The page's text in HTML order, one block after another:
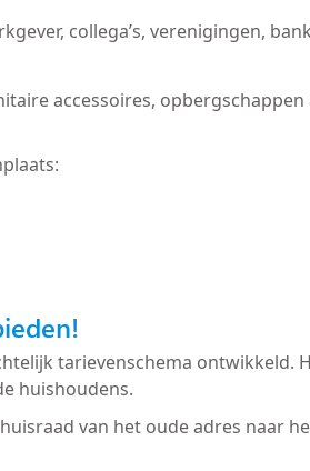
collega’s, verenigingen,
accessoires,
tarievenschema ontwikkeld.
huishoudens.
van het oude adres naar